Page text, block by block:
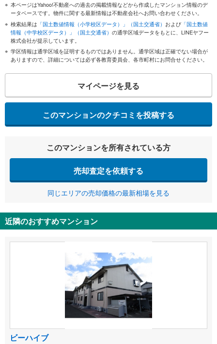
本ページはYahoo!不動産への過去の掲載情報などから作成したマンション情報のデ
ータベースです。物件に関する最新情報は不動産会社へお問い合わせください。
検索結果は 「国土数値情報（小学校区データ）」（国土交通省） および 「国土数値
情報（中学校区データ）」（国土交通省） の通学区域データをもとに、LINEヤフー
株式会社が提示しています。
学区情報は通学区域を証明するものではありません。通学区域は正確でない場合が
ありますので、詳細については必ず各教育委員会、各市町村にお問合せください。
マイページを見る
このマンションのクチコミを投稿する
このマンションを所有されている方
売却査定を依頼する
同じエリアの売却価格の最新相場を見る
近隣のおすすめマンション
ビーハイブ